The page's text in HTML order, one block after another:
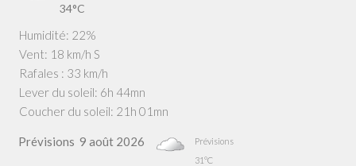
34°C
Humidité: 22%
Vent: 18 km/h S
Rafales : 33 km/h
Lever du soleil: 6h 44mn
Coucher du soleil: 21h 01mn
Prévisions 9 août 2026
Prévisions
31°C